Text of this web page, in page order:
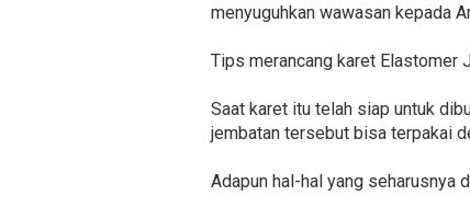
menyuguhkan wawasan kepada
Tips merancang karet Elastomer
Saat karet itu telah siap untuk
jembatan tersebut bisa terpakai
Adapun hal-hal yang seharusnya